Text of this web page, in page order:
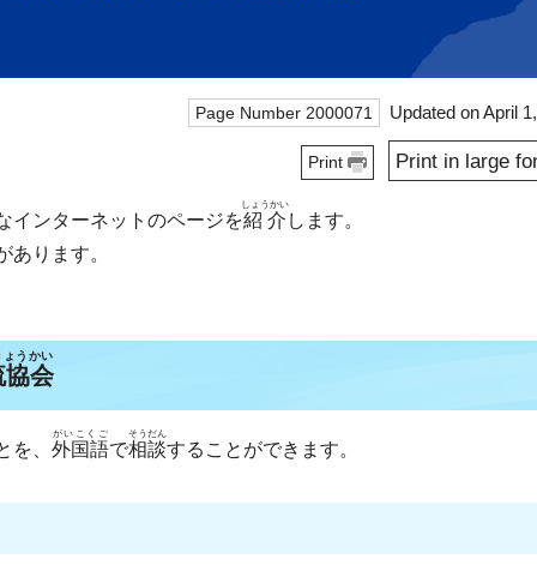
Page Number 2000071
Print Print in large
インターネットのページを紹介
しょうかい
します。
あります。
協会
うかい
を、 外国語
がいこくご
で相談
そうだん
することができます。